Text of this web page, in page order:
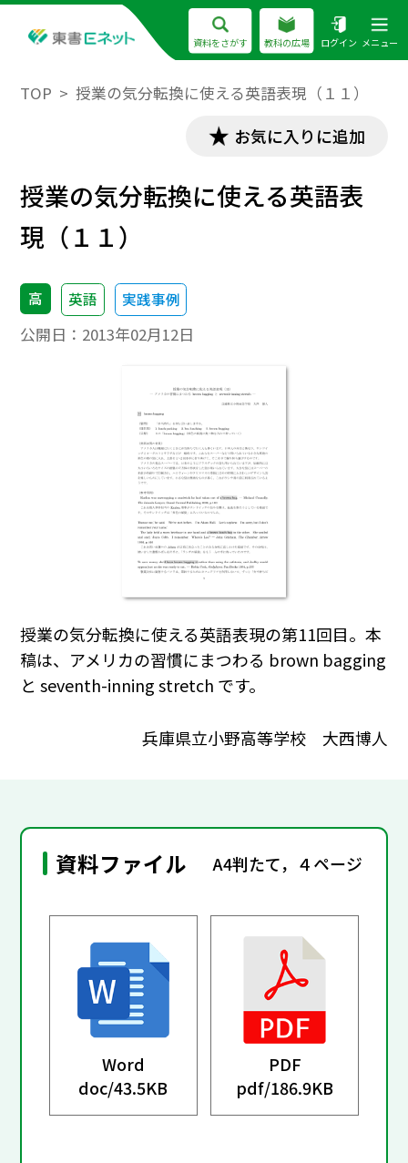
資料をさがす 教科の広場 ログイン メニュー
TOP 授業の気分転換に使える英語表現（１１）
お気に入りに追加
授業の気分転換に使える英語表
現（１１）
高 英語 実践事例
公開日： 2013年02月12日
授業の気分転換に使える英語表現の第11回目。本
稿は、アメリカの習慣にまつわる brown bagging
と seventh-inning stretch です。
兵庫県立小野高等学校 大西博人
資料ファイル A4判たて，４ページ
Word
doc/43.5KB
PDF
pdf/186.9KB